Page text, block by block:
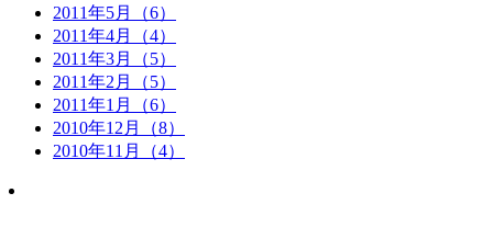
2011年5月（6）
2011年4月（4）
2011年3月（5）
2011年2月（5）
2011年1月（6）
2010年12月（8）
2010年11月（4）